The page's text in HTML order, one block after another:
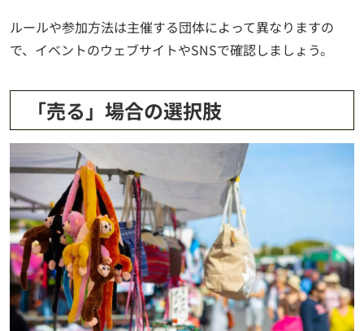
ルールや参加方法は主催する団体によって異なりますの
で、イベントのウェブサイトやSNSで確認しましょう。
「売る」場合の選択肢